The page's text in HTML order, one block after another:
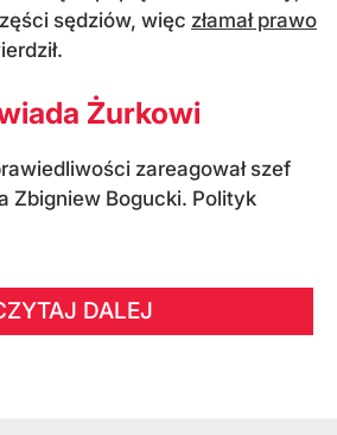
sędziów, więc złamał prawo
Żurkowi
zareagował szef
Zbigniew Bogucki. Polityk
DALEJ